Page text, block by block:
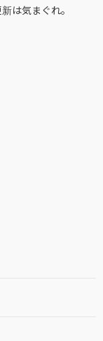
は気まぐれ。